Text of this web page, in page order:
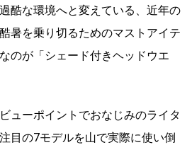
酷な環境へと変えている、近年の
暑を乗り切るためのマストアイテ
のが「シェード付きヘッドウエ
ューポイントでおなじみのライタ
目の7モデルを山で実際に使い倒